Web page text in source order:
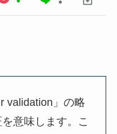
validation」の略
意味します。こ